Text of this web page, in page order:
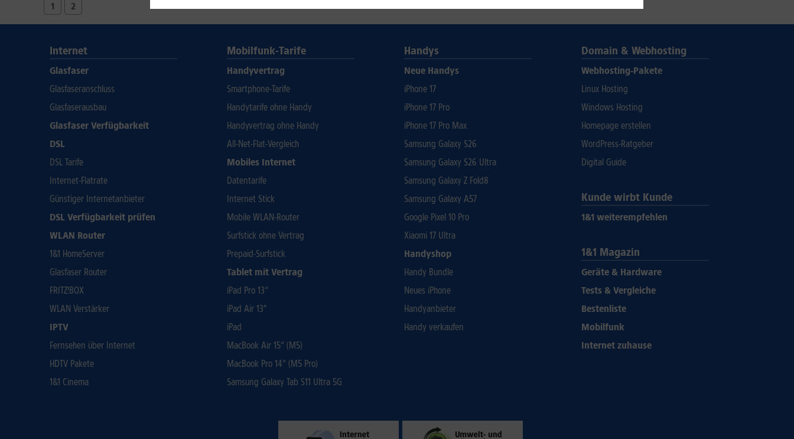
1 2
Internet
Glasfaser
Glasfaseranschluss
Glasfaserausbau
Glasfaser Verfügbarkeit
DSL
DSL Tarife
Internet-Flatrate
Günstiger Internetanbieter
DSL Verfügbarkeit prüfen
WLAN Router
1&1 HomeServer
Glasfaser Router
FRITZ!BOX
WLAN Verstärker
IPTV
Fernsehen über Internet
HDTV Pakete
1&1 Cinema
Mobilfunk-Tarife
Handyvertrag
Smartphone-Tarife
Handytarife ohne Handy
Handyvertrag ohne Handy
All-Net-Flat-Vergleich
Mobiles Internet
Datentarife
Internet Stick
Mobile WLAN-Router
Surfstick ohne Vertrag
Prepaid-Surfstick
Tablet mit Vertrag
iPad Pro 13“
iPad Air 13"
iPad
MacBook Air 15“ (M5)
MacBook Pro 14“ (M5 Pro)
Samsung Galaxy Tab S11 Ultra 5G
Handys
Neue Handys
iPhone 17
iPhone 17 Pro
iPhone 17 Pro Max
Samsung Galaxy S26
Samsung Galaxy S26 Ultra
Samsung Galaxy Z Fold8
Samsung Galaxy A57
Google Pixel 10 Pro
Xiaomi 17 Ultra
Handyshop
Handy Bundle
Neues iPhone
Handyanbieter
Handy verkaufen
Domain & Webhosting
Webhosting-Pakete
Linux Hosting
Windows Hosting
Homepage erstellen
WordPress-Ratgeber
Digital Guide
Kunde wirbt Kunde
1&1 weiterempfehlen
1&1 Magazin
Geräte & Hardware
Tests & Vergleiche
Bestenliste
Mobilfunk
Internet zuhause